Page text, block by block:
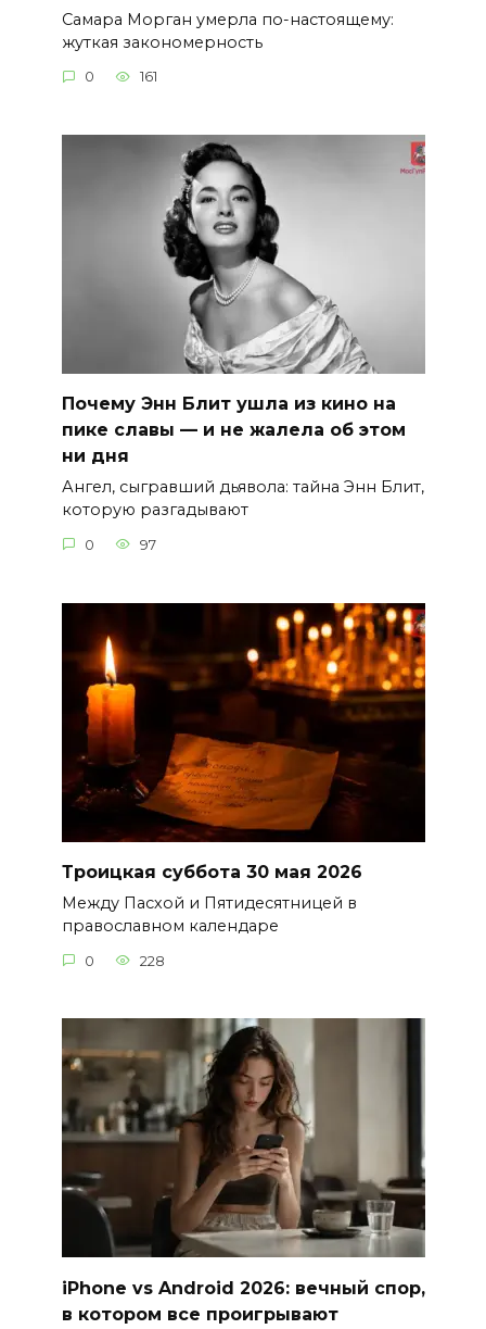
Самара Морган умерла по-настоящему:
жуткая закономерность
0 161
Почему Энн Блит ушла из кино на
пике славы — и не жалела об этом
ни дня
Ангел, сыгравший дьявола: тайна Энн Блит,
которую разгадывают
0 97
Троицкая суббота 30 мая 2026
Между Пасхой и Пятидесятницей в
православном календаре
0 228
iPhone vs Android 2026: вечный спор,
в котором все проигрывают